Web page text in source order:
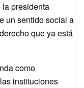
presidenta
un sentido social a
que ya está
como
instituciones